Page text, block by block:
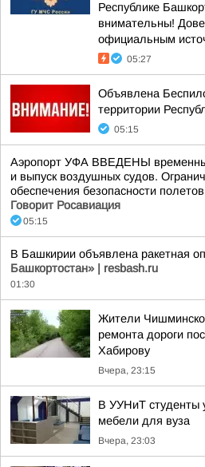
Республике
внимательны!
официальным
05:27
Объявлена
территории
05:15
Аэропорт УФА ВВЕДЕНЫ
и выпуск воздушных судов.
обеспечения безопасности
Говорит Росавиация
05:15
В Башкирии объявлена ракетная
Башкортостан» | resbash.ru
01:30
Жители
ремонта дороги
Хабирову
Вчера, 23:15
В УУНиТ студенты
мебели для вуза
Вчера, 23:03